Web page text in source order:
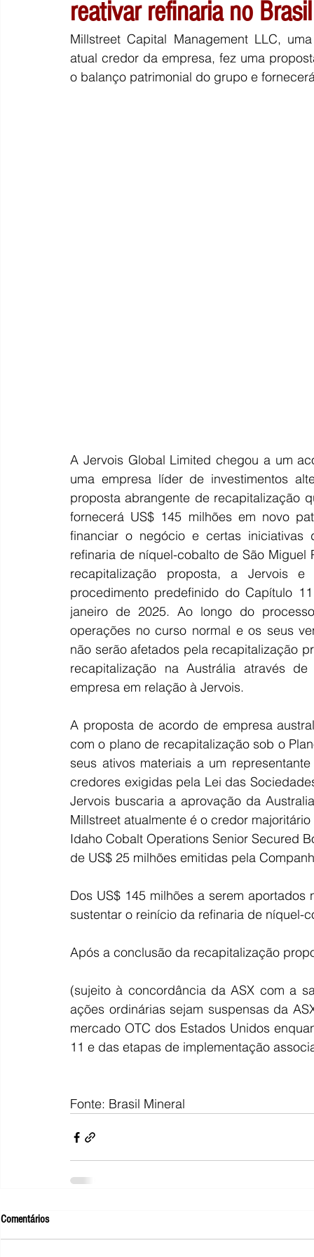
reativar refinaria no Brasil
Millstreet Capital Management LLC,
atual credor da empresa, fez uma
o balanço patrimonial do grupo e
A Jervois Global Limited chegou a um
uma empresa líder de investimentos
proposta abrangente de recapitalização
fornecerá US$ 145 milhões em novo
financiar o negócio e certas iniciativas
refinaria de níquel-cobalto de São Miguel
recapitalização proposta, a Jervois
procedimento predefinido do Capítulo
janeiro de 2025. Ao longo do
operações no curso normal e os seus
não serão afetados pela recapitalização
recapitalização na Austrália através
empresa em relação à Jervois.
A proposta de acordo de empresa
com o plano de recapitalização sob o
seus ativos materiais a um
credores exigidas pela Lei das
Jervois buscaria a aprovação da
Millstreet atualmente é o credor
Idaho Cobalt Operations Senior Secured
de US$ 25 milhões emitidas pela
Dos US$ 145 milhões a serem
sustentar o reinício da refinaria de níquel-
Após a conclusão da recapitalização
(sujeito à concordância da ASX com a
ações ordinárias sejam suspensas da
mercado OTC dos Estados Unidos
11 e das etapas de implementação
Fonte: Brasil Mineral
Comentários